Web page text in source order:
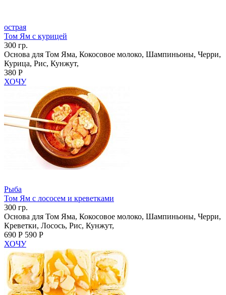
острая
Том Ям с курицей
300 гр.
Основа для Том Яма, Кокосовое молоко, Шампиньоны, Черри,
Курица, Рис, Кунжут,
380 Р
ХОЧУ
Рыба
Том Ям с лососем и креветками
300 гр.
Основа для Том Яма, Кокосовое молоко, Шампиньоны, Черри,
Креветки, Лосось, Рис, Кунжут,
690 Р 590 Р
ХОЧУ